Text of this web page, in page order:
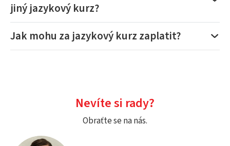
jiný jazykový kurz?
Jak mohu za jazykový kurz zaplatit?
Nevíte si rady?
Obraťte se na nás.